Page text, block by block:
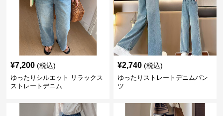
¥7,200 (税込)
ゆったりシルエット リラックス
ストレートデニム
¥2,740 (税込)
ゆったりストレートデニムパン
ツ